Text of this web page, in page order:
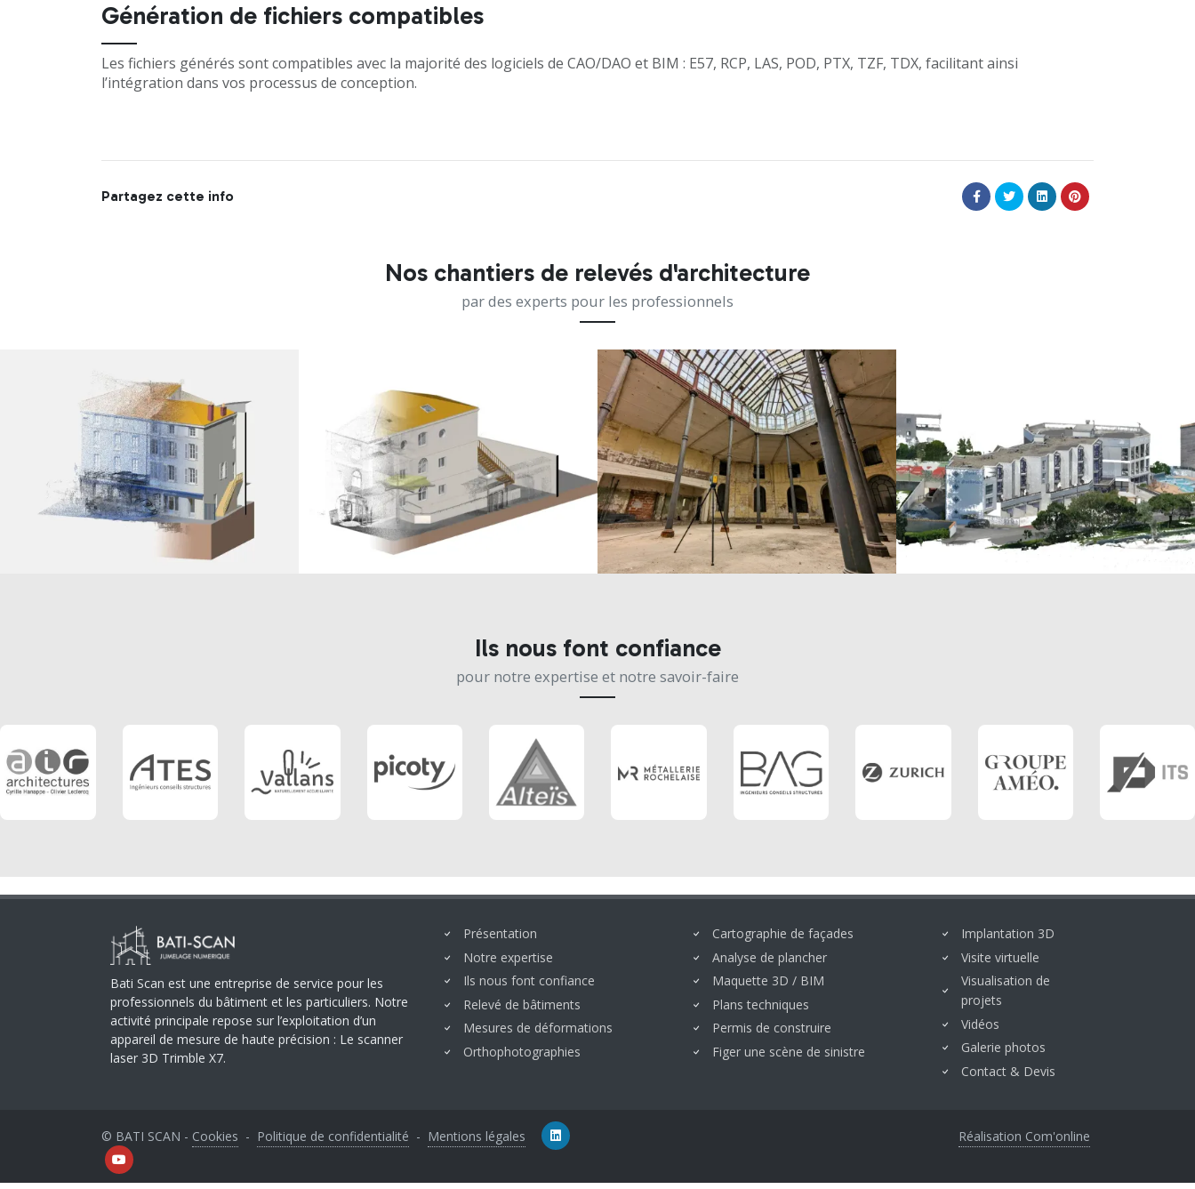
Génération de fichiers compatibles
Les fichiers générés sont compatibles avec la majorité des logiciels de CAO/DAO et BIM : E57, RCP, LAS, POD, PTX, TZF, TDX, facilitant ainsi
l’intégration dans vos processus de conception.
Partagez cette info
Nos chantiers de relevés d'architecture
par des experts pour les professionnels
Ils nous font confiance
pour notre expertise et notre savoir-faire
Bati Scan est une entreprise de service pour les
professionnels du bâtiment et les particuliers. Notre
activité principale repose sur l’exploitation d’un
appareil de mesure de haute précision : Le scanner
laser 3D Trimble X7.
Présentation
Notre expertise
Ils nous font confiance
Relevé de bâtiments
Mesures de déformations
Orthophotographies
Cartographie de façades
Analyse de plancher
Maquette 3D / BIM
Plans techniques
Permis de construire
Figer une scène de sinistre
Implantation 3D
Visite virtuelle
Visualisation de
projets
Vidéos
Galerie photos
Contact & Devis
© BATI SCAN - Cookies - Politique de confidentialité - Mentions légales Réalisation Com'online